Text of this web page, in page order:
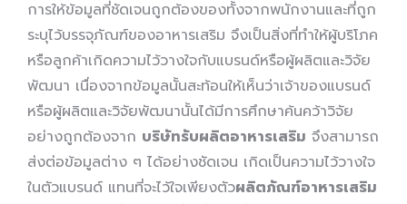
การให้ข้อมูลที่ชัดเจนถูกต้องของทั้งจากพนักงานและที่ถูก
ระบุไว้บรรจุภัณฑ์ของอาหารเสริม จึงเป็นสิ่งที่ทำให้ผู้บริโภค
หรือลูกค้าเกิดความไว้วางใจกับแบรนด์หรือผู้ผลิตและวิจัย
พัฒนา เนื่องจากข้อมูลนั้นสะท้อนให้เห็นว่าเจ้าของแบรนด์
หรือผู้ผลิตและวิจัยพัฒนานั้นได้มีการศึกษาค้นคว้าวิจัย
อย่างถูกต้องจาก บริษัทรับผลิตอาหารเสริม จึงสามารถ
ส่งต่อข้อมูลต่าง ๆ ได้อย่างชัดเจน เกิดเป็นความไว้วางใจ
ในตัวแบรนด์ แทนที่จะไว้ใจเพียงตัวผลิตภัณฑ์อาหารเสริม